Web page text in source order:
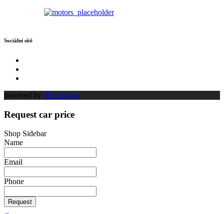
Sociální sítě
powered by IT Ostrava
Request car price
Shop Sidebar
Name
Email
Phone
Request